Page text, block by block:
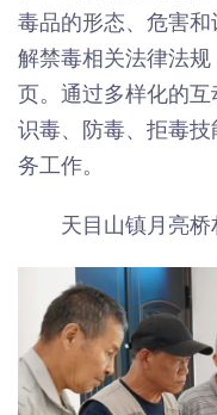
毒品的形态、危害
解禁毒相关法律法
页。通过多样化的
识毒、防毒、拒毒
务工作。
天目山镇月亮桥